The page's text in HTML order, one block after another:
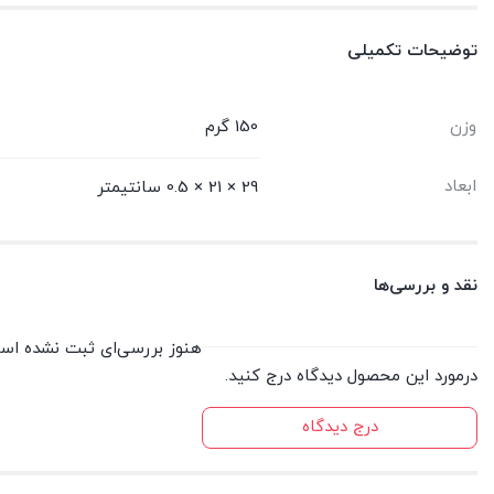
توضیحات تکمیلی
وزن 150 گرم
ابعاد 29 × 21 × 0.5 سانتیمتر
نقد و بررسی‌ها
درمورد این محصول دیدگاه درج کنید.
درج دیدگاه
هنوز بررسی‌ای ثبت نشده